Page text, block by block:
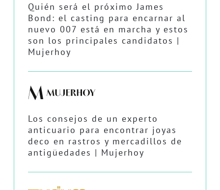
Quién será el próximo James
Bond: el casting para encarnar al
nuevo 007 está en marcha y estos
son los principales candidatos |
Mujerhoy
Los consejos de un experto
anticuario para encontrar joyas
deco en rastros y mercadillos de
antigüedades | Mujerhoy